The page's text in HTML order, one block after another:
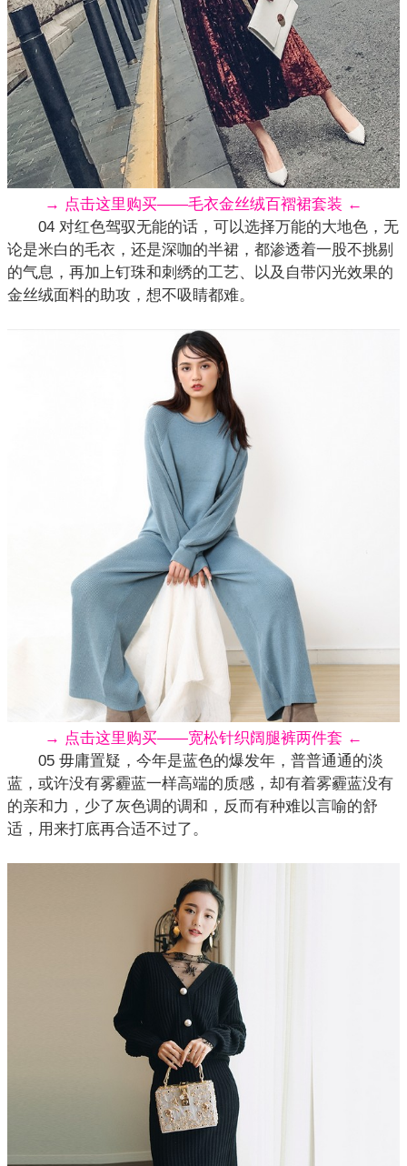
→ 点击这里购买——毛衣金丝绒百褶裙套装 ←
04 对红色驾驭无能的话，可以选择万能的大地色，无
论是米白的毛衣，还是深咖的半裙，都渗透着一股不挑剔
的气息，再加上钉珠和刺绣的工艺、以及自带闪光效果的
金丝绒面料的助攻，想不吸睛都难。
→ 点击这里购买——宽松针织阔腿裤两件套 ←
05 毋庸置疑，今年是蓝色的爆发年，普普通通的淡
蓝，或许没有雾霾蓝一样高端的质感，却有着雾霾蓝没有
的亲和力，少了灰色调的调和，反而有种难以言喻的舒
适，用来打底再合适不过了。